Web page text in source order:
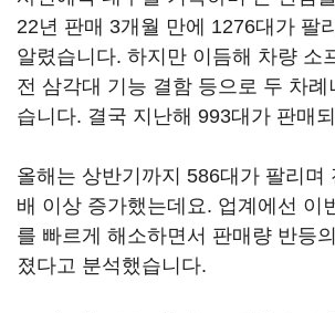
22년 판매 3개월 만에 1276대가 팔
알렸습니다. 하지만 이듬해 차량 소
전 삼각대 기능 결함 등으로 두 차례
습니다. 결국 지난해 993대가 판매
올해는 상반기까지 586대가 팔리며
배 이상 증가했는데요. 업계에선 이
를 빠르게 해소하면서 판매량 반등
졌다고 분석했습니다.